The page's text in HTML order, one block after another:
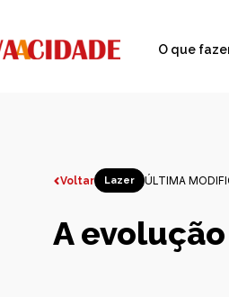
O que
Voltar Lazer ÚLTIMA
A